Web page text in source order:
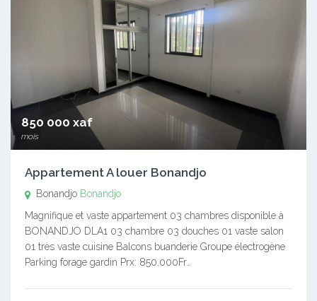
850 000 xaf
mois
Appartement A louer Bonandjo
Bonandjo Bonandjo
Magnifique et vaste appartement 03 chambres disponible à
BONANDJO DLA1 03 chambre 03 douches 01 vaste salon
01 très vaste cuisine Balcons buanderie Groupe électrogène
Parking forage gardin Prx: 850.000Fr…